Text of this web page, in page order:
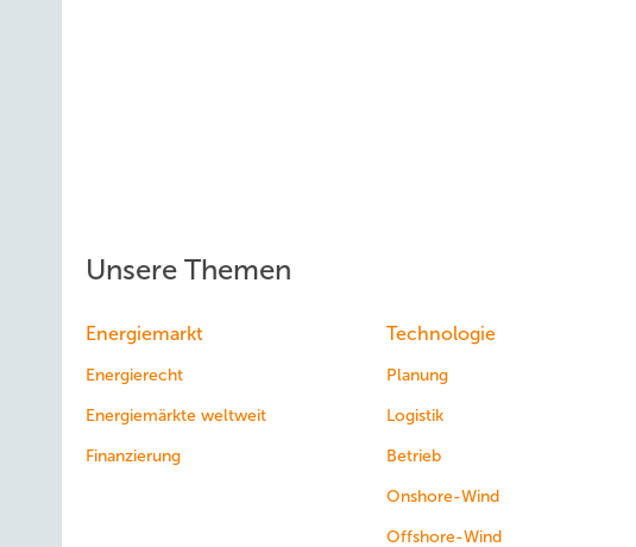
Unsere Themen
Energiemarkt
Energierecht
Energiemärkte weltweit
Finanzierung
Technologie
Planung
Logistik
Betrieb
Onshore-Wind
Offshore-Wind